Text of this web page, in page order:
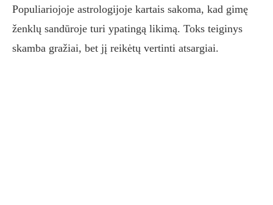
Populiariojoje astrologijoje kartais sakoma, kad gimę
ženklų sandūroje turi ypatingą likimą. Toks teiginys
skamba gražiai, bet jį reikėtų vertinti atsargiai.